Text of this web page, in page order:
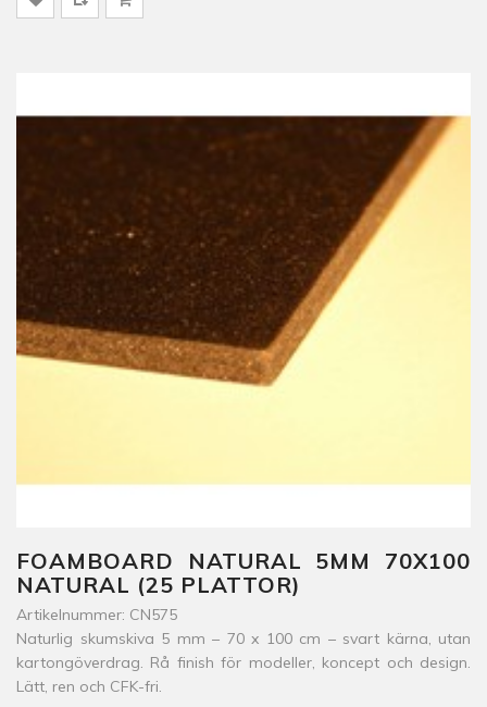
FOAMBOARD NATURAL 5MM 70X100
NATURAL (25 PLATTOR)
Artikelnummer: CN575
Naturlig skumskiva 5 mm – 70 x 100 cm – svart kärna, utan
kartongöverdrag. Rå finish för modeller, koncept och design.
Lätt, ren och CFK-fri.